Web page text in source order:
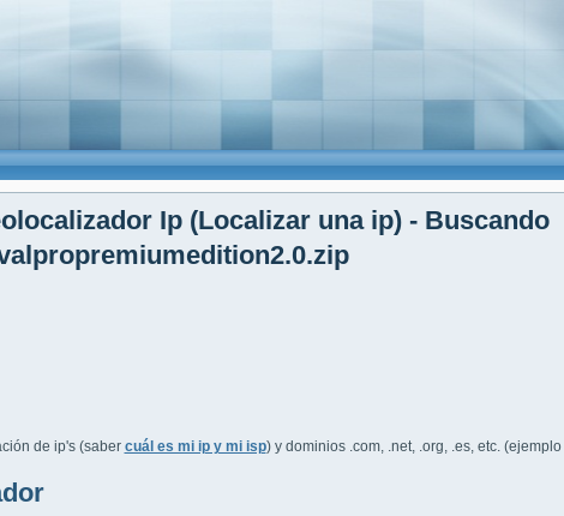
Ip (Localizar una ip) - Buscando
de ip's (saber cuál es mi ip y mi isp) y dominios .com, .net, .org, .es, etc. (ejemplo